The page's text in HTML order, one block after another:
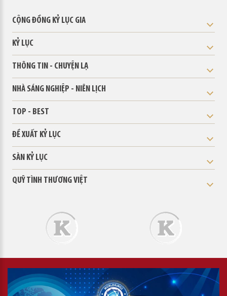
CỘNG ĐỒNG KỶ LỤC GIA
KỶ LỤC
THÔNG TIN - CHUYỆN LẠ
NHÀ SÁNG NGHIỆP - NIÊN LỊCH
TOP - BEST
ĐỀ XUẤT KỶ LỤC
SÀN KỶ LỤC
QUỸ TÌNH THƯƠNG VIỆT